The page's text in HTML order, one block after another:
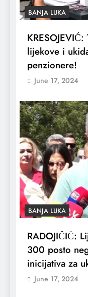
BANJA LUKA
lijekove i
penzionere!
June 17, 2024
BANJA LUKA
RADOJIČIĆ:
300 posto
inicijativa za
June 17, 2024